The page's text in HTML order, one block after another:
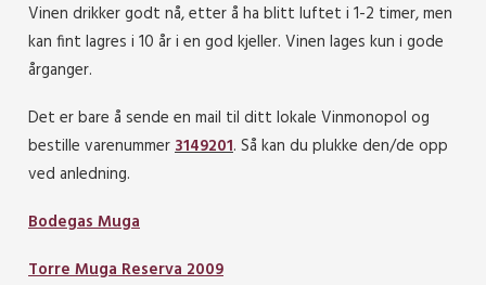
Vinen drikker godt nå, etter å ha blitt luftet i 1-2 timer, men
kan fint lagres i 10 år i en god kjeller. Vinen lages kun i gode
årganger.
Det er bare å sende en mail til ditt lokale Vinmonopol og
bestille varenummer3149201. Så kan du plukke den/de opp
ved anledning.
Bodegas Muga
Torre Muga Reserva 2009